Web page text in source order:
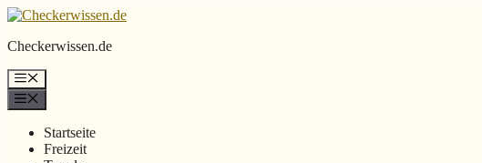
Zum
springen
Checkerwissen.de
Menü
Startseite
Freizeit